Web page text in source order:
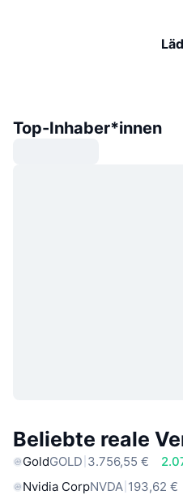
Top-Inhaber*innen
Beliebte reale
GoldGOLD 3.756,55 €
Nvidia CorpNVDA 193,62 €